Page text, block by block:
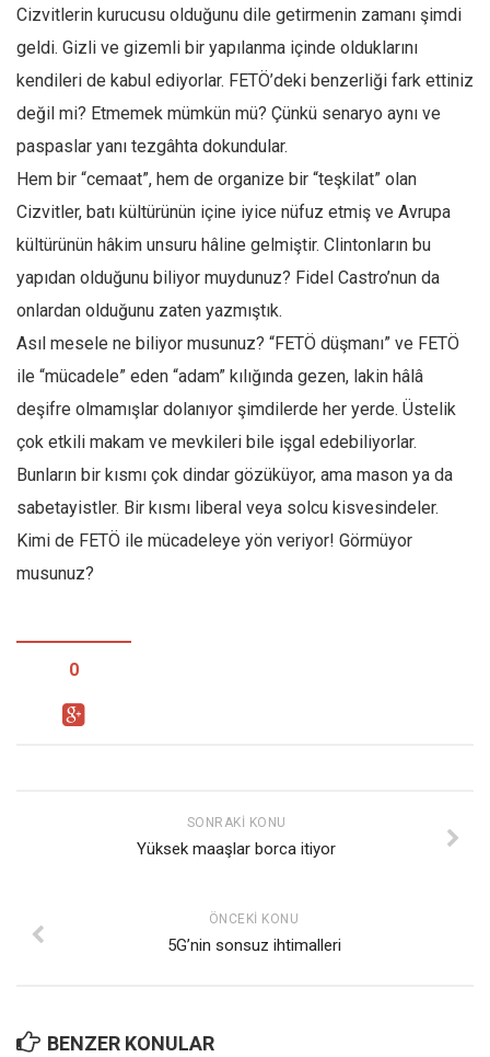
Cizvitlerin kurucusu olduğunu dile getirmenin zamanı şimdi
geldi. Gizli ve gizemli bir yapılanma içinde olduklarını
kendileri de kabul ediyorlar. FETÖ’deki benzerliği fark ettiniz
değil mi? Etmemek mümkün mü? Çünkü senaryo aynı ve
paspaslar yanı tezgâhta dokundular.
Hem bir “cemaat”, hem de organize bir “teşkilat” olan
Cizvitler, batı kültürünün içine iyice nüfuz etmiş ve Avrupa
kültürünün hâkim unsuru hâline gelmiştir. Clintonların bu
yapıdan olduğunu biliyor muydunuz? Fidel Castro’nun da
onlardan olduğunu zaten yazmıştık.
Asıl mesele ne biliyor musunuz? “FETÖ düşmanı” ve FETÖ
ile “mücadele” eden “adam” kılığında gezen, lakin hâlâ
deşifre olmamışlar dolanıyor şimdilerde her yerde. Üstelik
çok etkili makam ve mevkileri bile işgal edebiliyorlar.
Bunların bir kısmı çok dindar gözüküyor, ama mason ya da
sabetayistler. Bir kısmı liberal veya solcu kisvesindeler.
Kimi de FETÖ ile mücadeleye yön veriyor! Görmüyor
musunuz?
0
SONRAKI KONU
Yüksek maaşlar borca itiyor
ÖNCEKI KONU
5G’nin sonsuz ihtimalleri
BENZER KONULAR